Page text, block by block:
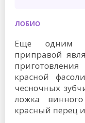
ЛОБИО
Еще одним
приправой
красной
чесночных
ложка
красный перец